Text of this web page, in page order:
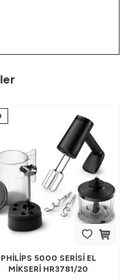
PHILIPS 5000 SERISI EL
MIKSERI HR3781/20